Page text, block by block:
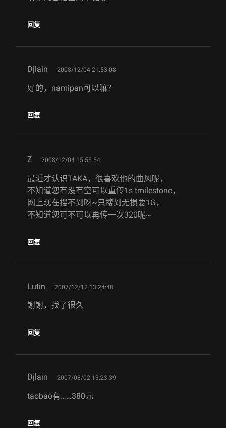
回复
Djlain says:
2008/12/04 21:53:08
好的，namipan可以嘛？
回复
Z says:
2008/12/04 15:55:54
最近才认识TAKA，很喜欢他的曲风呢，
不知道您有没有空可以重传1s tmilestone，
网上现在搜不到呀~只搜到无损要1G，
不知道您可不可以再传一次320呢~
回复
Lutin says:
2007/12/12 13:24:48
謝謝，找了很久
回复
Djlain says:
2007/08/02 13:23:39
taobao有……380元
回复